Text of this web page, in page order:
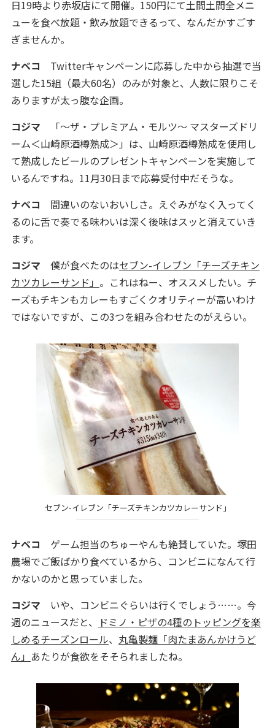
日19時より赤坂店にて開催。150円にて土間土間全メニ
ューを食べ放題・飲み放題できるって、なんだかすごす
ぎませんか。
ナベコ Twitterキャンペーンに応募した中から抽選で当
選した15組（最大60名）のみが対象と、人数に限りこそ
ありますが太っ腹な企画。
コジマ 「～ザ・プレミアム・モルツ～ マスターズドリ
ーム＜山崎原酒樽熟成＞」は、山崎原酒樽熟成を使用し
て熟成したビールのプレゼントキャンペーンを実施して
いるんですね。11月30日まで応募受付中だそうな。
ナベコ 間違いのないおいしさ。えぐみがなく入ってく
るのに舌で奏でる味わいは深く後味はスッと消えていき
ます。
コジマ 僕が食べたのはセブン-イレブン「チーズチキン
カツカレーサンド」 。これはねー、オススメしたい。チ
ーズもチキンもカレーもすごくクオリティーが高いわけ
ではないですが、この3つを組み合わせたのがえらい。
セブン-イレブン「チーズチキンカツカレーサンド」
ナベコ ゲーム担当のちゅーやんも絶賛していた。塚田
農場でご飯ばかり食べているから、コンビニになんて行
かないのかと思っていました。
コジマ いや、コンビニぐらいは行くでしょう……。今
週のニュースだと、 ドミノ・ピザの4種のトッピングを楽
しめるチーズンロール、 丸亀製麺「肉たまあんかけうど
ん」 あたりが食欲をそそられましたね。